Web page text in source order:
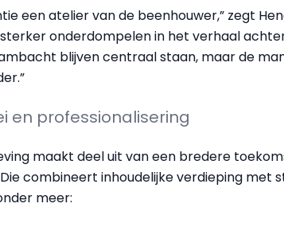
een atelier van de beenhouwer,” zegt
onderdompelen in het verhaal
blijven centraal staan, maar de
en professionalisering
maakt deel uit van een bredere
Die combineert inhoudelijke verdieping met
meer: